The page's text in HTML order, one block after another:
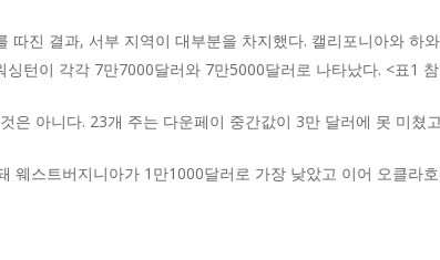
따진 결과, 서부 지역이 대부분을 차지했다. 캘리포니아와 하
턴이 각각 7만7000달러와 7만5000달러로 나타났다. <표1
은 아니다. 23개 주는 다운페이 중간값이 3만 달러에 못 미쳤
웨스트버지니아가 1만1000달러로 가장 낮았고 이어 오클라